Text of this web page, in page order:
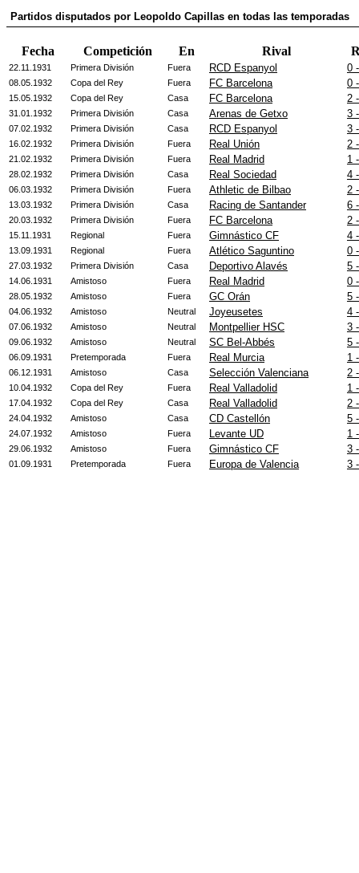
Partidos disputados por Leopoldo Capillas en todas las temporadas
Fecha Competición En Rival
22.11.1931 Primera División Fuera RCD Espanyol 0
08.05.1932 Copa del Rey Fuera FC Barcelona 0
15.05.1932 Copa del Rey Casa FC Barcelona 2
31.01.1932 Primera División Casa Arenas de Getxo 3
07.02.1932 Primera División Casa RCD Espanyol 3
16.02.1932 Primera División Fuera Real Unión 2
21.02.1932 Primera División Fuera Real Madrid 1
28.02.1932 Primera División Casa Real Sociedad 4
06.03.1932 Primera División Fuera Athletic de Bilbao 2
13.03.1932 Primera División Casa Racing de Santander 6
20.03.1932 Primera División Fuera FC Barcelona 2
15.11.1931 Regional Fuera Gimnástico CF 4
13.09.1931 Regional Fuera Atlético Saguntino 0
27.03.1932 Primera División Casa Deportivo Alavés 5
14.06.1931 Amistoso Fuera Real Madrid 0
28.05.1932 Amistoso Fuera GC Orán 5
04.06.1932 Amistoso Neutral Joyeusetes 4
07.06.1932 Amistoso Neutral Montpellier HSC 3
09.06.1932 Amistoso Neutral SC Bel-Abbés 5
06.09.1931 Pretemporada Fuera Real Murcia 1
06.12.1931 Amistoso Casa Selección Valenciana 2
10.04.1932 Copa del Rey Fuera Real Valladolid 1
17.04.1932 Copa del Rey Casa Real Valladolid 2
24.04.1932 Amistoso Casa CD Castellón 5
24.07.1932 Amistoso Fuera Levante UD 1
29.06.1932 Amistoso Fuera Gimnástico CF 3
01.09.1931 Pretemporada Fuera Europa de Valencia 3